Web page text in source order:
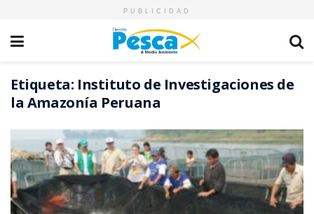
PUBLICIDAD
Etiqueta: Instituto de Investigaciones de
la Amazonía Peruana